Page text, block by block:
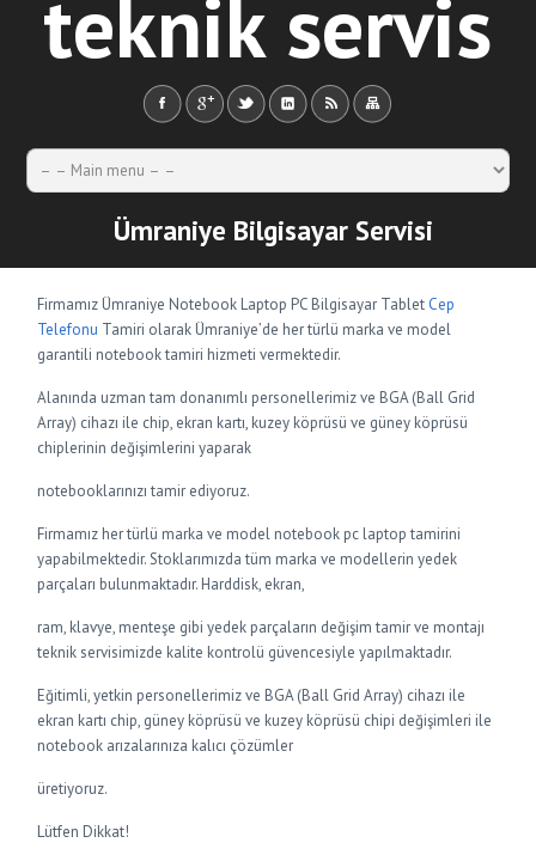
Ümraniye Bilgisayar Servisi
Firmamız Ümraniye Notebook Laptop PC Bilgisayar Tablet Cep
Telefonu Tamiri olarak Ümraniye’de her türlü marka ve model
garantili notebook tamiri hizmeti vermektedir.
Alanında uzman tam donanımlı personellerimiz ve BGA (Ball Grid
Array) cihazı ile chip, ekran kartı, kuzey köprüsü ve güney köprüsü
chiplerinin değişimlerini yaparak
notebooklarınızı tamir ediyoruz.
Firmamız her türlü marka ve model notebook pc laptop tamirini
yapabilmektedir. Stoklarımızda tüm marka ve modellerin yedek
parçaları bulunmaktadır. Harddisk, ekran,
ram, klavye, menteşe gibi yedek parçaların değişim tamir ve montajı
teknik servisimizde kalite kontrolü güvencesiyle yapılmaktadır.
Eğitimli, yetkin personellerimiz ve BGA (Ball Grid Array) cihazı ile
ekran kartı chip, güney köprüsü ve kuzey köprüsü chipi değişimleri ile
notebook arızalarınıza kalıcı çözümler
üretiyoruz.
Lütfen Dikkat!